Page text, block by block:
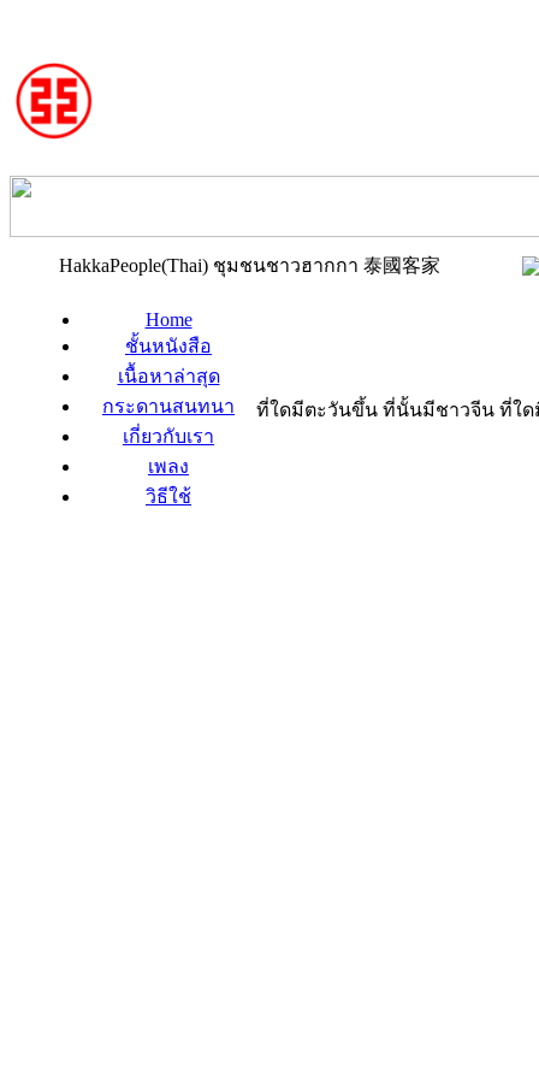
HakkaPeople(Thai) ชุมชนชาวฮากกา 泰國客家
Home
ชั้นหนังสือ
เนื้อหาล่าสุด
กระดานสนทนา
เกี่ยวกับเรา
เพลง
วิธีใช้
ที่ใดมีตะวันขึ้น ที่นั้นมีชาวจีน ที่ใดมี